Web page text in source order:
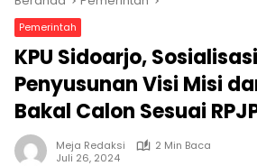
Pemerintah
KPU Sidoarjo,
Penyusunan Visi Misi
Bakal Calon Sesuai
Meja Redaksi
2 Min Baca
Juli 26, 2024